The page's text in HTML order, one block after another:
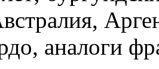
аналоги